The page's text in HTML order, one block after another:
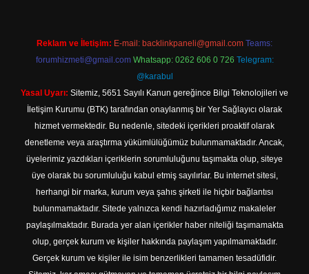
Reklam ve İletişim: E-mail: backlinkpaneli@gmail.com Teams:
forumhizmeti@gmail.com Whatsapp: 0262 606 0 726 Telegram:
@karabul
Yasal Uyarı: Sitemiz, 5651 Sayılı Kanun gereğince Bilgi Teknolojileri ve
İletişim Kurumu (BTK) tarafından onaylanmış bir Yer Sağlayıcı olarak
hizmet vermektedir. Bu nedenle, sitedeki içerikleri proaktif olarak
denetleme veya araştırma yükümlülüğümüz bulunmamaktadır. Ancak,
üyelerimiz yazdıkları içeriklerin sorumluluğunu taşımakta olup, siteye
üye olarak bu sorumluluğu kabul etmiş sayılırlar. Bu internet sitesi,
herhangi bir marka, kurum veya şahıs şirketi ile hiçbir bağlantısı
bulunmamaktadır. Sitede yalnızca kendi hazırladığımız makaleler
paylaşılmaktadır. Burada yer alan içerikler haber niteliği taşımamakta
olup, gerçek kurum ve kişiler hakkında paylaşım yapılmamaktadır.
Gerçek kurum ve kişiler ile isim benzerlikleri tamamen tesadüfidir.